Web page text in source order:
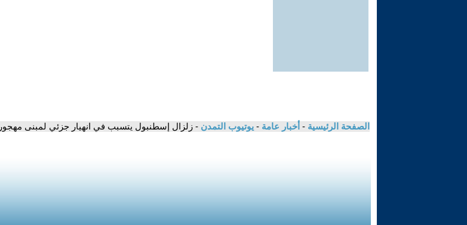
الصفحة الرئيسية - أخبار عامة - يوتيوب التمدن - زلزال إسطنبول يتسبب في انهيار جزئي لمبنى مهجور